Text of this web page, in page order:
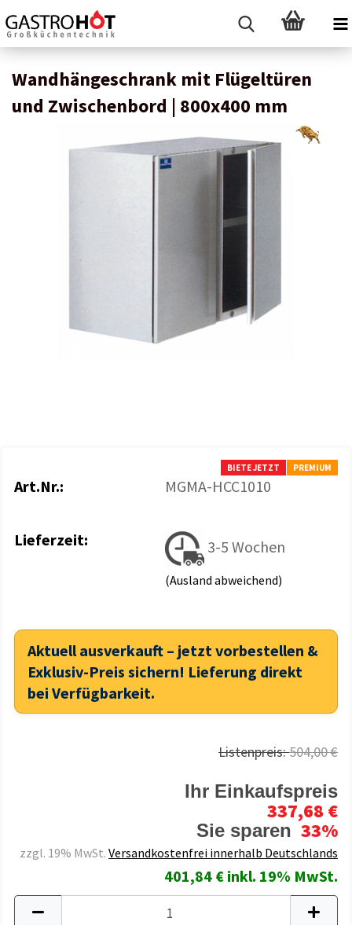
Wandhängeschrank mit Flügeltüren
und Zwischenbord | 800x400 mm
BIETE JETZT PREMIUM
Art.Nr.: MGMA-HCC1010
Lieferzeit: 3-5 Wochen
(Ausland abweichend)
Aktuell ausverkauft – jetzt vorbestellen &
Exklusiv-Preis sichern! Lieferung direkt
bei Verfügbarkeit.
Listenpreis:504,00 €
Ihr Einkaufspreis
337,68 €
Sie sparen 33%
zzgl. 19% MwSt. Versandkostenfrei innerhalb Deutschlands
401,84 € inkl. 19% MwSt.